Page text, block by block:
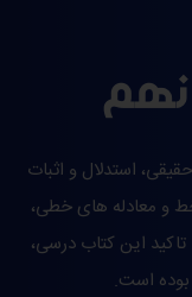
استدلال و اثبات
و معادله های خطی،
این کتاب درسی،
بوده است.